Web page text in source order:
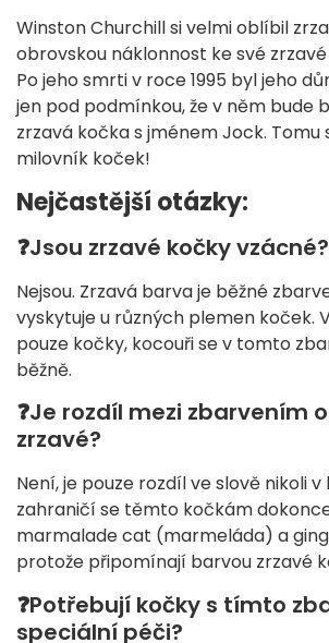
Winston Churchill si velmi oblíbil
obrovskou náklonnost ke své
Po jeho smrti v roce 1995 byl jeho
jen pod podmínkou, že v něm bude
zrzavá kočka s jménem Jock. Tomu
milovník koček!
Nejčastější otázky:
❓Jsou zrzavé kočky vzácné?
Nejsou. Zrzavá barva je běžné
vyskytuje u různých plemen koček.
pouze kočky, kocouři se v tomto
běžně.
❓Je rozdíl mezi zbarvením
zrzavé?
Není, je pouze rozdíl ve slově nikoli v
zahraničí se těmto kočkám
marmalade cat (marmeláda) a
protože připomínají barvou zrzavé
❓Potřebují kočky s tímto
speciální péči?